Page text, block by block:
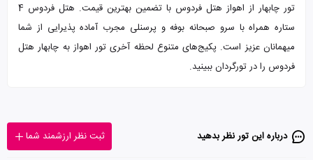
تور چابهار از اهواز هتل فردوس با تضمین بهترین قیمت. هتل فردوس 4
ستاره همراه با سرو صبحانه بوفه و پرسنلی مجرب آماده پذیرایی از شما
میهمانان عزیز است. پکیج‌های متنوع لحظه آخری تور اهواز به چابهار هتل
فردوس را در تورگردان ببینید.
درباره این تور‌ نظر بدهید ثبت نظر ارزشمند شما